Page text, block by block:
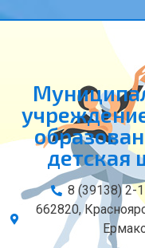
детская
8 (39138) 2-
662820,